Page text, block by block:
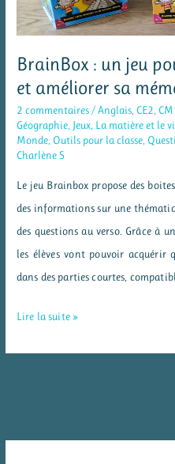
BrainBox : un jeu
et améliorer sa
2 commentaires/Anglais, CE2,
Géographie, Jeux, La matière et le
Monde, Outils pour la classe,
Charlène S
Le jeu Brainbox propose des
des informations sur une
des questions au verso. Grâce à
les élèves vont pouvoir acquérir
dans des parties courtes,
BrainBox
Lire la suite »